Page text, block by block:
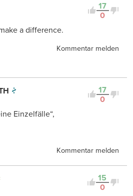
17
0
a difference.
Kommentar melden
17
0
Einzelfälle“,
Kommentar melden
15
0